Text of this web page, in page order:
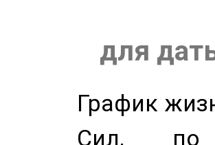
для
График
Сил, по